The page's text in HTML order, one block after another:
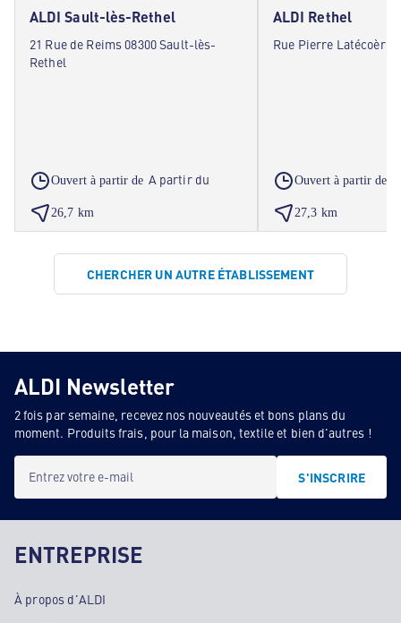
ALDI Sault-lès-Rethel
21 Rue de Reims 08300 Sault-lès-
Rethel
Ouvert à partir de A partir du
26,7 km
ALDI Rethel
Rue Pierre Latécoère
Ouvert à partir de
27,3 km
CHERCHER UN AUTRE ÉTABLISSEMENT
ALDI Newsletter
2 fois par semaine, recevez nos nouveautés et bons plans du
moment. Produits frais, pour la maison, textile et bien d'autres !
Entrez votre e-mail S'INSCRIRE
ENTREPRISE
À propos d'ALDI